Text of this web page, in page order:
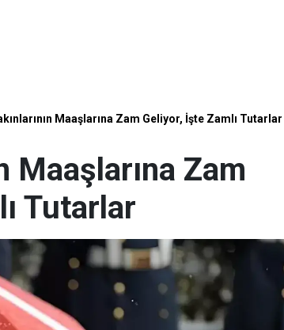
Maaşlarına Zam Geliyor, İşte Zamlı Tutarlar
Maaşlarına Zam
Tutarlar